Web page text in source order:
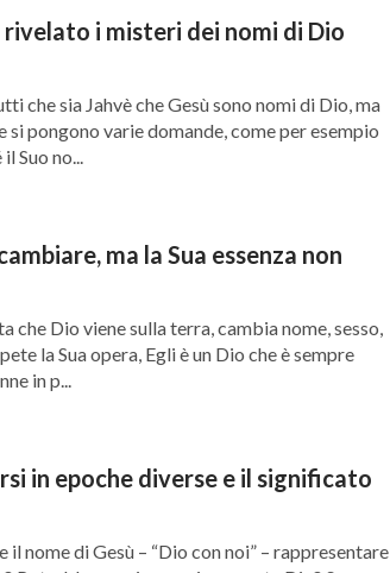
i misteri dei nomi di Dio
che sia Jahvè che Gesù sono nomi di Dio, ma
pongono varie domande, come per esempio
no...
ma la Sua essenza non
che Dio viene sulla terra, cambia nome, sesso,
la Sua opera, Egli è un Dio che è sempre
in p...
in epoche diverse e il significato
nome di Gesù – “Dio con noi” – rappresentare